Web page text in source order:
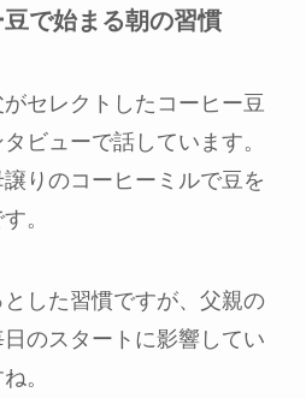
で始まる朝の習慣
セレクトしたコーヒー豆
ビューで話しています。
りのコーヒーミルで豆を
。
した習慣ですが、父親の
のスタートに影響してい
。